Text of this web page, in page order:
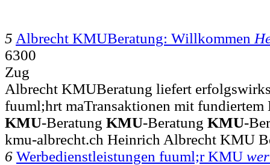
5 Albrecht KMUBeratung: Willkommen
6300
Zug
Albrecht KMUBeratung liefert
fuuml;hrt maTransaktionen mit
KMU-Beratung KMU-Beratung KMU-
kmu-albrecht.ch Heinrich Albrecht KMU
6 Werbedienstleistungen fuuml;r KMU